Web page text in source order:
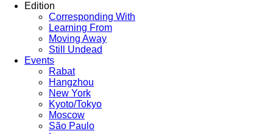
Edition
Corresponding With
Learning From
Moving Away
Still Undead
Events
Rabat
Hangzhou
New York
Kyoto/Tokyo
Moscow
São Paulo